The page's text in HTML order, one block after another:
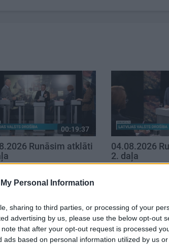
Personal Information
sharing to third parties, or processing of your
advertising by us, please use the below opt-out
that after your opt-out request is processed
ads based on personal information utilized by us
00:19:37
Runāsim atklāti
04.08.2026
2. daļa